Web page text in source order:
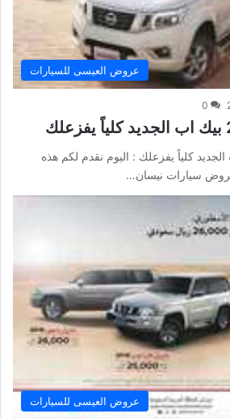
عروض العيسى للسيارات
0
2017 بيك اب الجديد كلياً يفزعلك : اليوم نقدم لكم هذه
سيارات نيسان…
عروض العيسى للسيارات